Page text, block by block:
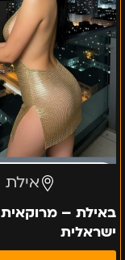
אילת
באילת – מרוקאית
ישראלית